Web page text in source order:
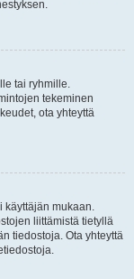
tai ryhmille.
tekeminen
ota yhteyttä
käyttäjän mukaan.
liittämistä tietyllä
tiedostoja. Ota yhteyttä